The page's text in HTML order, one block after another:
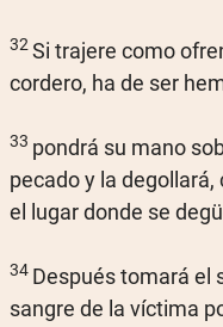
32 Si trajere como
cordero, ha de ser
33 pondrá su mano
pecado y la
el lugar donde se
34 Después tomará el
sangre de la víctima